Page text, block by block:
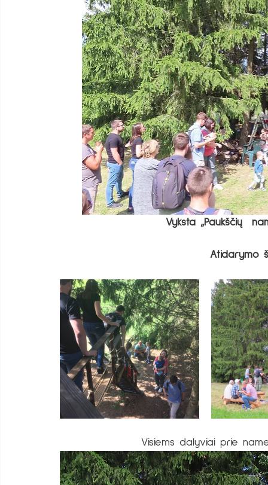
Vyksta „Paukščių
Atidarymo
Visiems dalyviai prie